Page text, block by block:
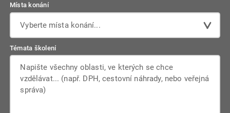
Místa konání
Vyberte místa konání...
Témata školení